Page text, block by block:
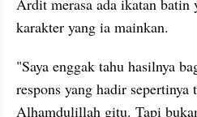
Ardit merasa ada ikatan batin
karakter yang ia mainkan.
"Saya enggak tahu hasilnya
respons yang hadir sepertinya
Alhamdulillah gitu. Tapi